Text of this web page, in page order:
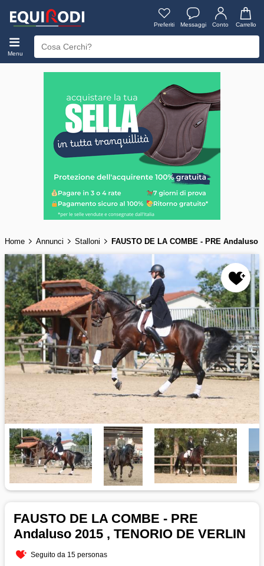
Preferiti Messaggi Conto Carrello
Menu
Home Annunci Stalloni FAUSTO DE LA COMBE - PRE Andaluso
FAUSTO DE LA COMBE - PRE
Andaluso 2015 , TENORIO DE VERLIN
Seguito da 15 personas